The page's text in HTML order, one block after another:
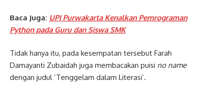
Baca Juga: UPI Purwakarta Kenalkan Pemrograman
Python pada Guru dan Siswa SMK
Tidak hanya itu, pada kesempatan tersebut Farah
Damayanti Zubaidah juga membacakan puisi no name
dengan judul ‘Tenggelam dalam Literasi’.